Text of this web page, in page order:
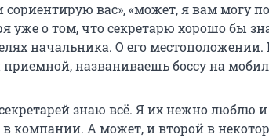
сориентирую вас», «может, я вам могу
уже о том, что секретарю хорошо бы
начальника. О его
приемной, названиваешь боссу на
знаю всё. Я их нежно люблю
в компании. А может, и второй в